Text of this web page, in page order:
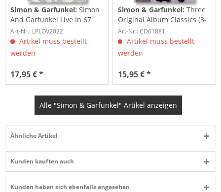
Simon & Garfunkel: Simon
And Garfunkel Live In 67
(LP, 180g Vinyl)
Art-Nr.: LPLOV2022
Artikel muss bestellt
werden
17,95 € *
Simon & Garfunkel: Three
Original Album Classics (3-
CD)
Art-Nr.: CD61881
Artikel muss bestellt
werden
15,95 € *
Alle "Simon & Garfunkel" Artikel anzeigen
Ähnliche Artikel
Kunden kauften auch
Kunden haben sich ebenfalls angesehen